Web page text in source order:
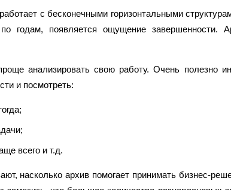
с бесконечными горизонтальными
годам, появляется ощущение завершенности.
анализировать свою работу. Очень полезно
и посмотреть:
всего и т.д.
насколько архив помогает принимать бизнес-